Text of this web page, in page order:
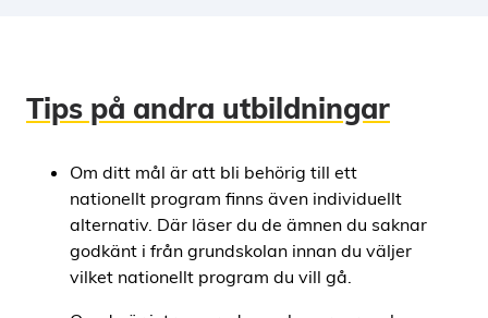
Tips på andra utbildningar
Om ditt mål är att bli behörig till ett
nationellt program finns även individuellt
alternativ. Där läser du de ämnen du saknar
godkänt i från grundskolan innan du väljer
vilket nationellt program du vill gå.